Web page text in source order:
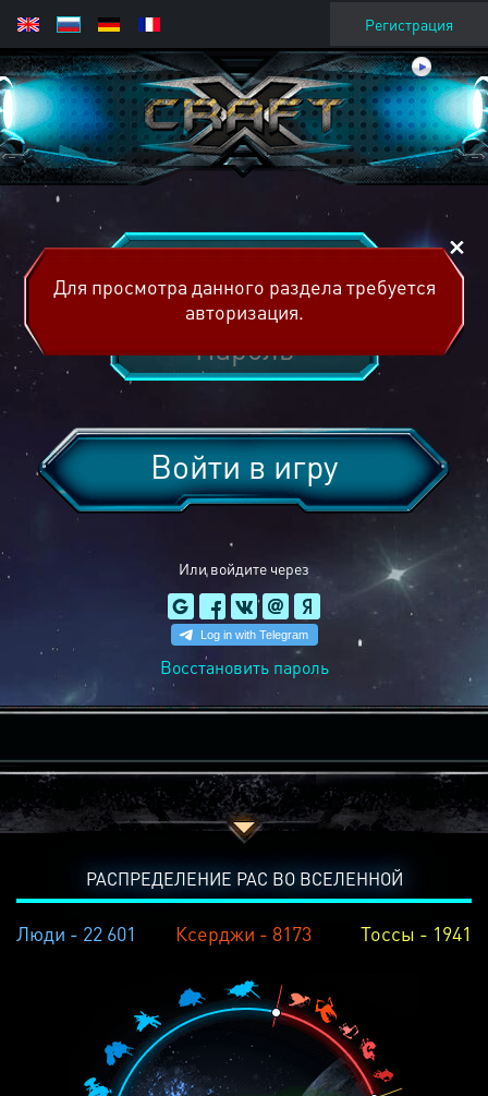
Регистрация
Или войдите через
Войти в игру
Восстановить пароль
Для просмотра данного раздела требуется
авторизация.
РАСПРЕДЕЛЕНИЕ РАС ВО ВСЕЛЕННОЙ
Люди - 22 601 Ксерджи - 8173 Тоссы - 1941